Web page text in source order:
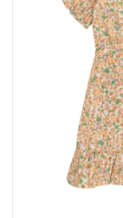
Cadeaubonnen
Cadeaubon